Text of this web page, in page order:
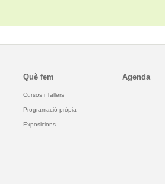
Què fem
Cursos i Tallers
Programació pròpia
Exposicions
Agenda